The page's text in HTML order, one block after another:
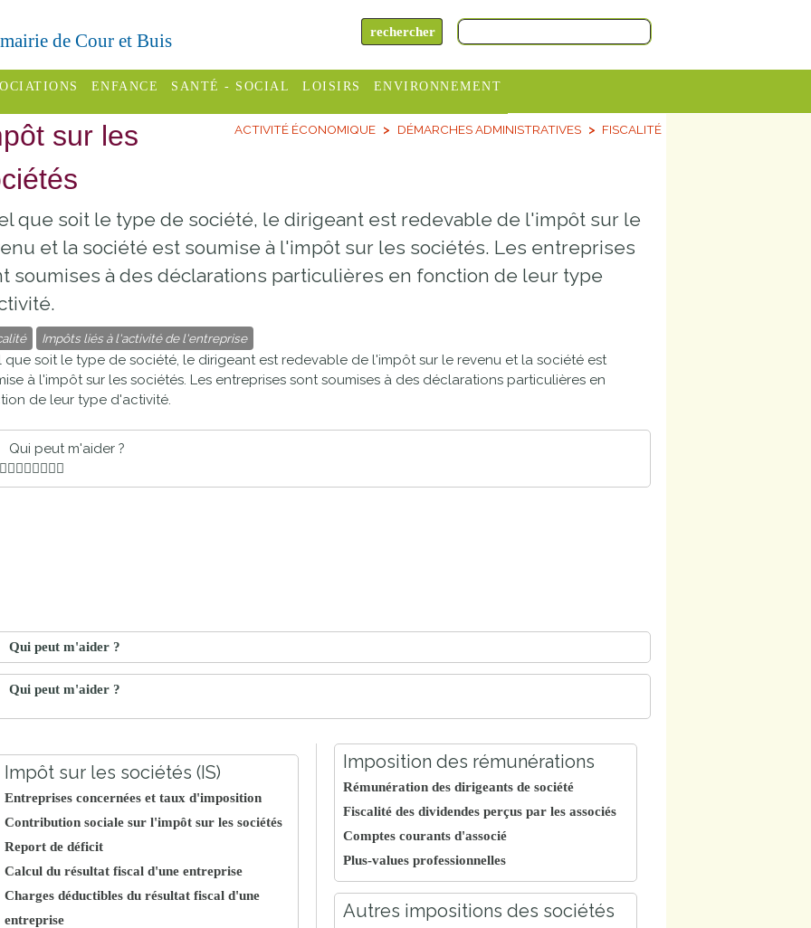
de Cour et Buis
des
des
ENFANCE
Assistantes
assistante
maternelle
Etablissements
scolaires
publics
Établissements
SANTÉ - SOCIAL
Centres
CCAS
Conseil
Le SSIAD
des Trois
LOISIRS
de
tourisme
Cinémas
Sélection
ENVIRONNEMENT
Horaires
incitative
SITCOM
ACTIVITÉ ÉCONOMIQUE DÉMARCHES ADMINISTRATIVES FISCALITÉ
sur les
que soit le type de société, le dirigeant est redevable de l'impôt sur le
et la société est soumise à l'impôt sur les sociétés. Les entreprises
soumises à des déclarations particulières en fonction de leur type
Impôts liés à l'activité de l'entreprise
que soit le type de société, le dirigeant est redevable de l'impôt sur le revenu et la société est
à l'impôt sur les sociétés. Les entreprises sont soumises à des déclarations particulières en
de leur type d'activité.
Qui peut m'aider ?
Qui peut m'aider ?
Qui peut m'aider ?
Impôt sur les sociétés (IS)
Entreprises concernées et taux d'imposition
Contribution sociale sur l'impôt sur les sociétés
Report de déficit
Calcul du résultat fiscal d'une entreprise
Charges déductibles du résultat fiscal d'une
entreprise
Imposition des rémunérations
Rémunération des dirigeants de société
Fiscalité des dividendes perçus par les associés
Comptes courants d'associé
Plus-values professionnelles
Autres impositions des sociétés